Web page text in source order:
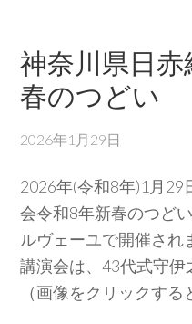
神奈川県日
春のつどい
2026年1月29日
2026年(令和8年)1月
会令和8年新春のつど
ルヴェーユで開催され
講演会は、43代式守伊
（画像をクリックする